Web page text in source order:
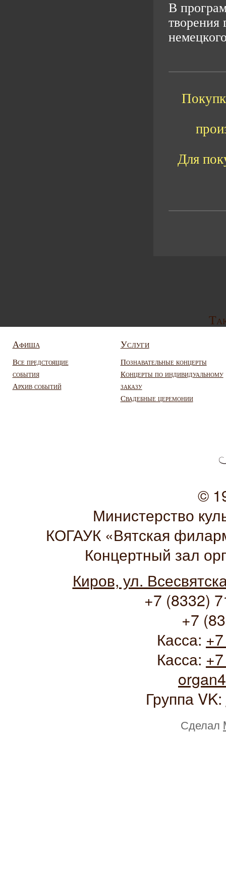
В
творения
Для
Афиша
Все предстоящие
события
Архив событий
Услуги
Познавательные концерты
Концерты по индивидуальному
заказу
Свадебные церемонии
©
Министерство
КОГАУК «Вятская
Концертный зал
Киров, ул.
+7 (8332)
+7
Касса:
Касса:
Группа VK:
Сделал